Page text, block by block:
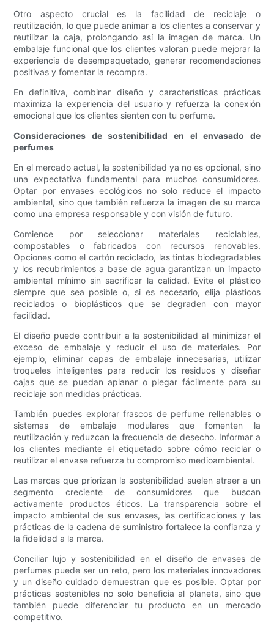
Otro aspecto crucial es la facilidad de reciclaje o
reutilización, lo que puede animar a los clientes a conservar y
reutilizar la caja, prolongando así la imagen de marca. Un
embalaje funcional que los clientes valoran puede mejorar la
experiencia de desempaquetado, generar recomendaciones
positivas y fomentar la recompra.
En definitiva, combinar diseño y características prácticas
maximiza la experiencia del usuario y refuerza la conexión
emocional que los clientes sienten con tu perfume.
Consideraciones de sostenibilidad en el envasado de
perfumes
En el mercado actual, la sostenibilidad ya no es opcional, sino
una expectativa fundamental para muchos consumidores.
Optar por envases ecológicos no solo reduce el impacto
ambiental, sino que también refuerza la imagen de su marca
como una empresa responsable y con visión de futuro.
Comience por seleccionar materiales reciclables,
compostables o fabricados con recursos renovables.
Opciones como el cartón reciclado, las tintas biodegradables
y los recubrimientos a base de agua garantizan un impacto
ambiental mínimo sin sacrificar la calidad. Evite el plástico
siempre que sea posible o, si es necesario, elija plásticos
reciclados o bioplásticos que se degraden con mayor
facilidad.
El diseño puede contribuir a la sostenibilidad al minimizar el
exceso de embalaje y reducir el uso de materiales. Por
ejemplo, eliminar capas de embalaje innecesarias, utilizar
troqueles inteligentes para reducir los residuos y diseñar
cajas que se puedan aplanar o plegar fácilmente para su
reciclaje son medidas prácticas.
También puedes explorar frascos de perfume rellenables o
sistemas de embalaje modulares que fomenten la
reutilización y reduzcan la frecuencia de desecho. Informar a
los clientes mediante el etiquetado sobre cómo reciclar o
reutilizar el envase refuerza tu compromiso medioambiental.
Las marcas que priorizan la sostenibilidad suelen atraer a un
segmento creciente de consumidores que buscan
activamente productos éticos. La transparencia sobre el
impacto ambiental de sus envases, las certificaciones y las
prácticas de la cadena de suministro fortalece la confianza y
la fidelidad a la marca.
Conciliar lujo y sostenibilidad en el diseño de envases de
perfumes puede ser un reto, pero los materiales innovadores
y un diseño cuidado demuestran que es posible. Optar por
prácticas sostenibles no solo beneficia al planeta, sino que
también puede diferenciar tu producto en un mercado
competitivo.